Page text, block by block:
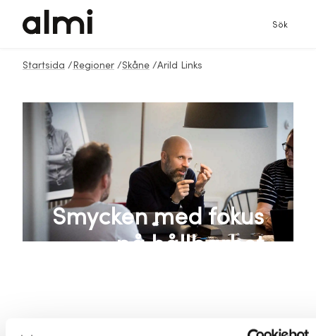
Sök
Startsida / Regioner /Skåne /Arild Links
Smycken med fokus
på hållbarhet